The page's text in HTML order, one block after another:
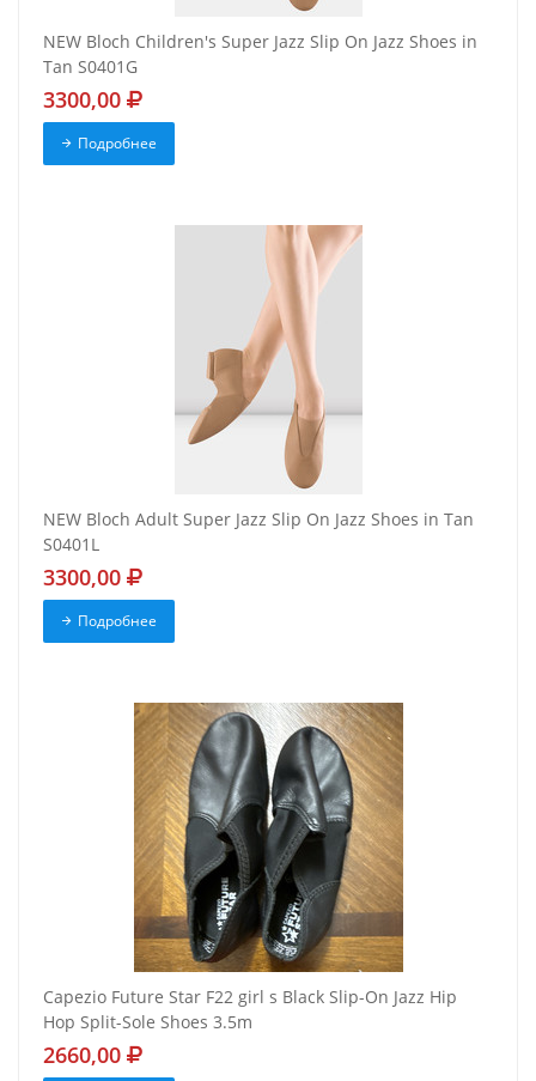
NEW Bloch Children's Super Jazz Slip On Jazz Shoes in
Tan S0401G
3300,00
Подробнее
NEW Bloch Adult Super Jazz Slip On Jazz Shoes in Tan
S0401L
3300,00
Подробнее
Capezio Future Star F22 girl s Black Slip-On Jazz Hip
Hop Split-Sole Shoes 3.5m
2660,00